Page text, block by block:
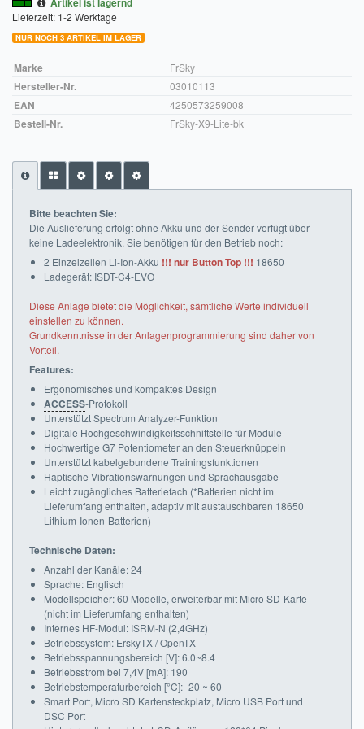
Impressum
ÜBER UNS
Unsere Philosophie
MEIN KONTO
WARENKORB
Lieferzeit: 1-2 Werktage
NUR NOCH 3 ARTIKEL IM LAGER
Marke FrSky
Hersteller-Nr. 03010113
EAN 4250573259008
Bestell-Nr. FrSky-X9-Lite-bk
Bitte beachten Sie:
Die Auslieferung erfolgt ohne Akku und der Sender verfügt über
keine Ladeelektronik. Sie benötigen für den Betrieb noch:
2 Einzelzellen Li-Ion-Akku !!! nur Button Top !!! 18650
Ladegerät: ISDT-C4-EVO
Diese Anlage bietet die Möglichkeit, sämtliche Werte individuell
einstellen zu können.
Grundkenntnisse in der Anlagenprogrammierung sind daher von
Vorteil.
Features:
Ergonomisches und kompaktes Design
ACCESS-Protokoll
Unterstützt Spectrum Analyzer-Funktion
Digitale Hochgeschwindigkeitsschnittstelle für Module
Hochwertige G7 Potentiometer an den Steuerknüppeln
Unterstützt kabelgebundene Trainingsfunktionen
Haptische Vibrationswarnungen und Sprachausgabe
Leicht zugängliches Batteriefach (*Batterien nicht im
Lieferumfang enthalten, adaptiv mit austauschbaren 18650
Lithium-Ionen-Batterien)
Technische Daten:
Anzahl der Kanäle: 24
Sprache: Englisch
Modellspeicher: 60 Modelle, erweiterbar mit Micro SD-Karte
(nicht im Lieferumfang enthalten)
Internes HF-Modul: ISRM-N (2,4GHz)
Betriebssystem: ErskyTX / OpenTX
Betriebsspannungsbereich [V]: 6.0~8.4
Betriebsstrom bei 7,4V [mA]: 190
Betriebstemperaturbereich [°C]: -20 ~ 60
Smart Port, Micro SD Kartensteckplatz, Micro USB Port und
DSC Port